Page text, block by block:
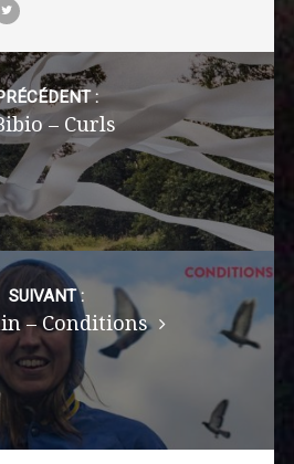
:
– Curls
SUIVANT :
– Conditions